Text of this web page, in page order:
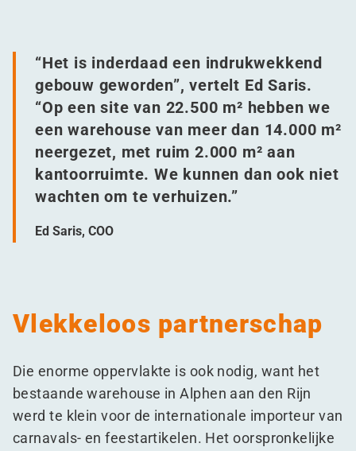
“Het is inderdaad een indrukwekkend
gebouw geworden”, vertelt Ed Saris.
“Op een site van 22.500 m² hebben we
een warehouse van meer dan 14.000 m²
neergezet, met ruim 2.000 m² aan
kantoorruimte. We kunnen dan ook niet
wachten om te verhuizen.”
Ed Saris, COO
Vlekkeloos partnerschap
Die enorme oppervlakte is ook nodig, want het
bestaande warehouse in Alphen aan den Rijn
werd te klein voor de internationale importeur van
carnavals- en feestartikelen. Het oorspronkelijke